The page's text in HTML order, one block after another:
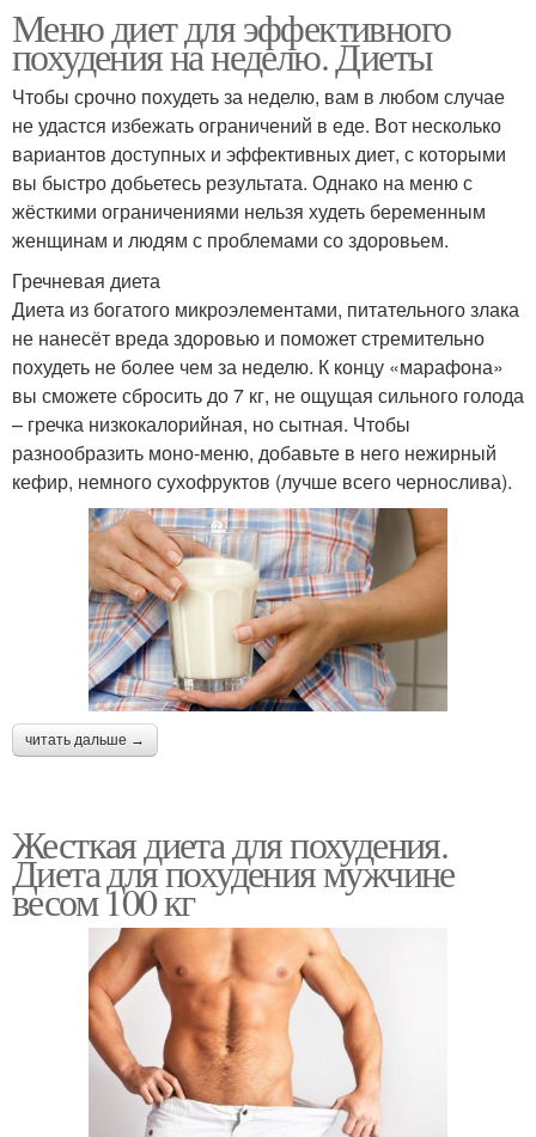
Меню диет для эффективного
похудения на неделю. Диеты
Чтобы срочно похудеть за неделю, вам в любом случае
не удастся избежать ограничений в еде. Вот несколько
вариантов доступных и эффективных диет, с которыми
вы быстро добьетесь результата. Однако на меню с
жёсткими ограничениями нельзя худеть беременным
женщинам и людям с проблемами со здоровьем.
Гречневая диета
Диета из богатого микроэлементами, питательного злака
не нанесёт вреда здоровью и поможет стремительно
похудеть не более чем за неделю. К концу «марафона»
вы сможете сбросить до 7 кг, не ощущая сильного голода
– гречка низкокалорийная, но сытная. Чтобы
разнообразить моно-меню, добавьте в него нежирный
кефир, немного сухофруктов (лучше всего чернослива).
читать дальше →
Жесткая диета для похудения.
Диета для похудения мужчине
весом 100 кг